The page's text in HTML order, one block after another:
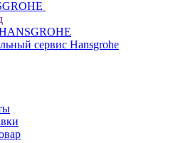
сервис Hansgrohe